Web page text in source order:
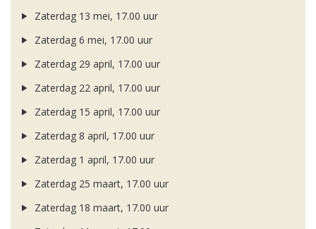
Zaterdag 13 mei, 17.00 uur
Zaterdag 6 mei, 17.00 uur
Zaterdag 29 april, 17.00 uur
Zaterdag 22 april, 17.00 uur
Zaterdag 15 april, 17.00 uur
Zaterdag 8 april, 17.00 uur
Zaterdag 1 april, 17.00 uur
Zaterdag 25 maart, 17.00 uur
Zaterdag 18 maart, 17.00 uur